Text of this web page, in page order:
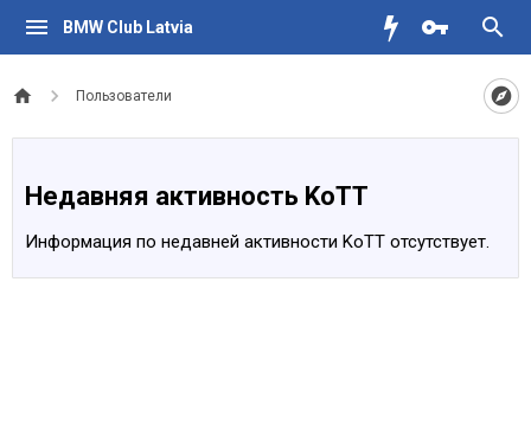
BMW Club Latvia
Пользователи
Недавняя активность KoTT
Информация по недавней активности KoTT отсутствует.